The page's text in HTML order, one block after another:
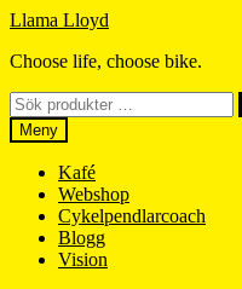
Hoppa
navigering
Hoppa
innehåll
Llama Lloyd
Choose life, choose bike.
Sök
efter:
Meny
Kafé
Webshop
Cykelpendlarcoach
Blogg
Vision